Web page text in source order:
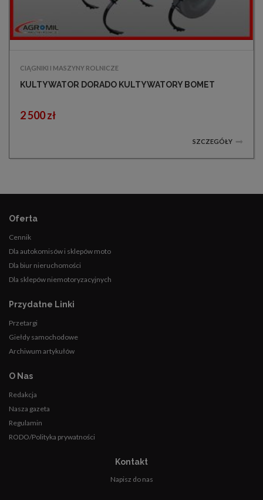
CIĄGNIKI I MASZYNY ROLNICZE
KULTYWATOR DORADO KULTYWATORY BOMET
2 500 zł
SZCZEGÓŁY
Oferta
Cennik
Dla autokomisów i sklepów moto
Dla biur nieruchomości
Dla sklepów niemotoryzacyjnych
Przydatne Linki
Przetargi
Giełdy samochodowe
Archiwum artykułów
O Nas
Redakcja
Nasza gazeta
Regulamin
RODO/Polityka prywatności
Kontakt
Napisz do nas